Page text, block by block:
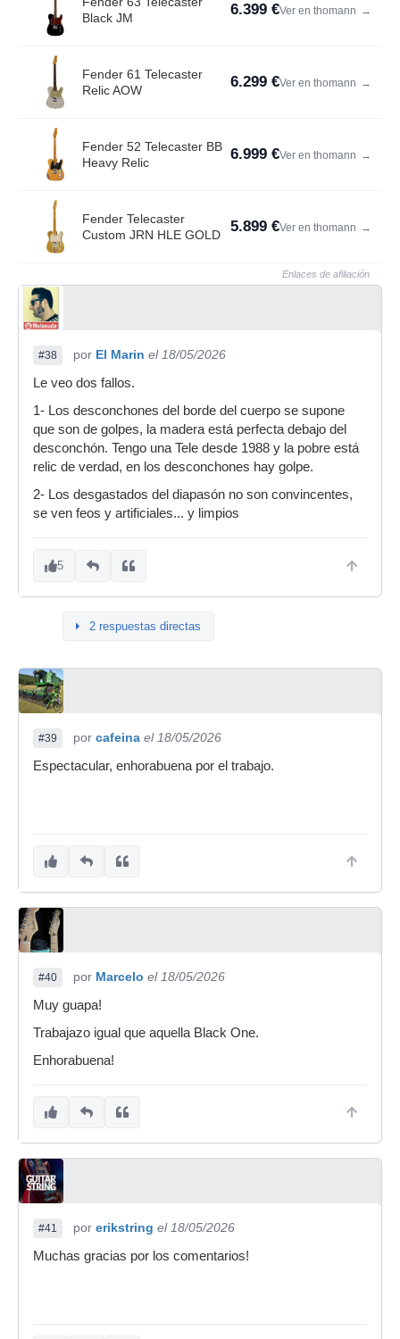
Black JM
6.399 €Ver en thomann →
Fender 61 Telecaster
Relic AOW
6.299 €Ver en thomann →
Fender 52 Telecaster BB
Heavy Relic
6.999 €Ver en thomann →
Fender Telecaster
Custom JRN HLE GOLD
5.899 €Ver en thomann →
Enlaces de afiliación
#38 por El Marin el 18/05/2026
Le veo dos fallos.
1- Los desconchones del borde del cuerpo se supone
que son de golpes, la madera está perfecta debajo del
desconchón. Tengo una Tele desde 1988 y la pobre está
relic de verdad, en los desconchones hay golpe.
2- Los desgastados del diapasón no son convincentes,
se ven feos y artificiales... y limpios
5
2 respuestas directas
#39 por cafeina el 18/05/2026
Espectacular, enhorabuena por el trabajo.
#40 por Marcelo el 18/05/2026
Muy guapa!
Trabajazo igual que aquella Black One.
Enhorabuena!
#41 por erikstring el 18/05/2026
Muchas gracias por los comentarios!